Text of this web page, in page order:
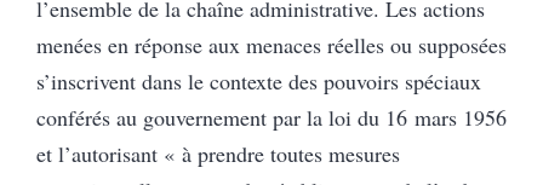
l’ensemble de la chaîne administrative. Les actions
menées en réponse aux menaces réelles ou supposées
s’inscrivent dans le contexte des pouvoirs spéciaux
conférés au gouvernement par la loi du 16 mars 1956
et l’autorisant « à prendre toutes mesures